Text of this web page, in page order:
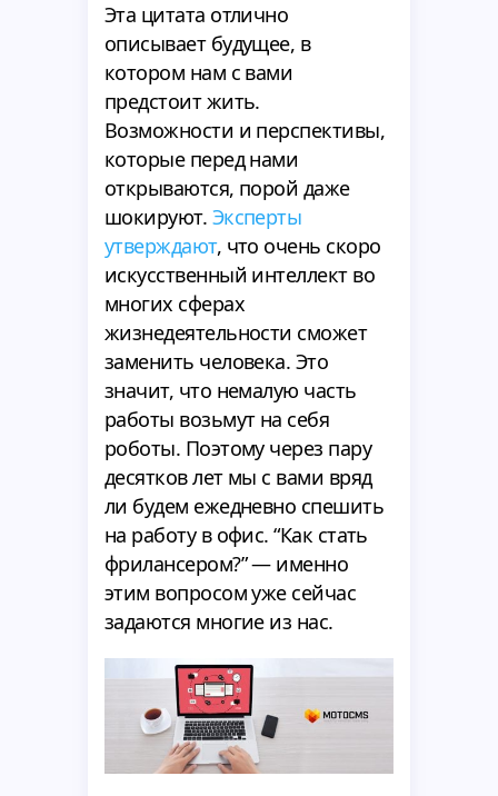
Эта цитата отлично
описывает будущее, в
котором нам с вами
предстоит жить.
Возможности и перспективы,
которые перед нами
открываются, порой даже
шокируют. Эксперты
утверждают, что очень скоро
искусственный интеллект во
многих сферах
жизнедеятельности сможет
заменить человека. Это
значит, что немалую часть
работы возьмут на себя
роботы. Поэтому через пару
десятков лет мы с вами вряд
ли будем ежедневно спешить
на работу в офис. “Как стать
фрилансером?” — именно
этим вопросом уже сейчас
задаются многие из нас.